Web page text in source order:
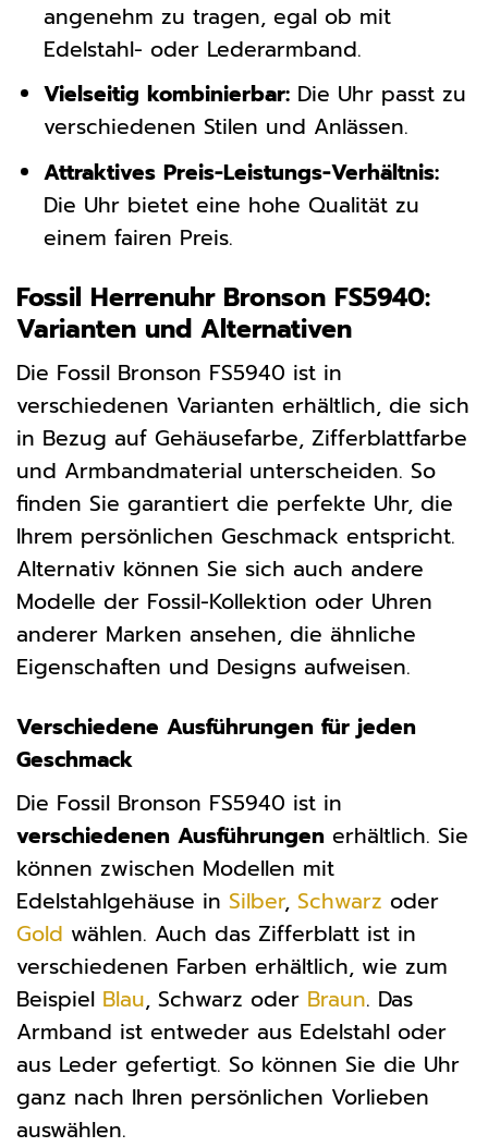
angenehm zu tragen, egal ob mit
Edelstahl- oder Lederarmband.
Vielseitig kombinierbar:Die Uhr passt zu
verschiedenen Stilen und Anlässen.
Attraktives Preis-Leistungs-Verhältnis:
Die Uhr bietet eine hohe Qualität zu
einem fairen Preis.
Fossil Herrenuhr Bronson FS5940:
Varianten und Alternativen
Die Fossil Bronson FS5940 ist in
verschiedenen Varianten erhältlich, die sich
in Bezug auf Gehäusefarbe, Zifferblattfarbe
und Armbandmaterial unterscheiden. So
finden Sie garantiert die perfekte Uhr, die
Ihrem persönlichen Geschmack entspricht.
Alternativ können Sie sich auch andere
Modelle der Fossil-Kollektion oder Uhren
anderer Marken ansehen, die ähnliche
Eigenschaften und Designs aufweisen.
Verschiedene Ausführungen für jeden
Geschmack
Die Fossil Bronson FS5940 ist in
verschiedenen Ausführungen erhältlich. Sie
können zwischen Modellen mit
Edelstahlgehäuse in Silber, Schwarz oder
Gold wählen. Auch das Zifferblatt ist in
verschiedenen Farben erhältlich, wie zum
Beispiel Blau, Schwarz oder Braun. Das
Armband ist entweder aus Edelstahl oder
aus Leder gefertigt. So können Sie die Uhr
ganz nach Ihren persönlichen Vorlieben
auswählen.